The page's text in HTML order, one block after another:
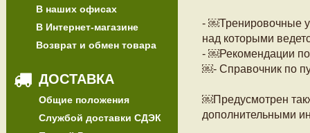
В наших офисах
В Интернет-магазине
Возврат и обмен товара
ДОСТАВКА
Общие положения
Службой доставки СДЭК
- ￼Тренировочные
над которыми
- ￼Рекомендации по
￼- Справочник по
￼Предусмотрен
дополнительными